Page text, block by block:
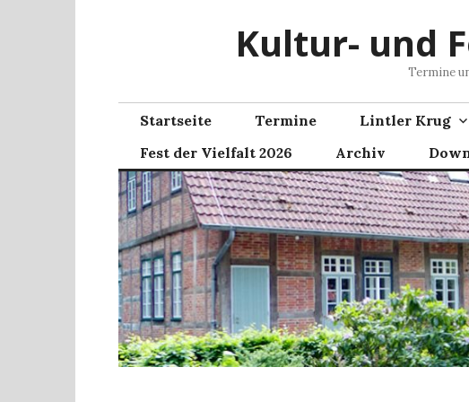
Kultur- und
Termine
Startseite Termine Lintler Krug
Fest der Vielfalt 2026
Archiv